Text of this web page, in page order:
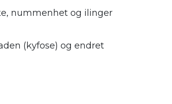
nummenhet og ilinger
(kyfose) og endret